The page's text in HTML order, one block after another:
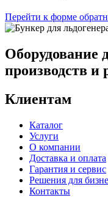
Перейти к форме
Оборудование
производств и
Клиентам
Каталог
Услуги
О компании
Доставка и оплата
Гарантия и сервис
Решения для
Контакты